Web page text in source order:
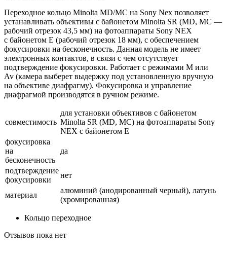
Переходное кольцо Minolta MD/MC на Sony Nex позволяет
устанавливать объективы с байонетом Minolta SR (MD, MC —
рабочий отрезок 43,5 мм) на фотоаппараты Sony NEX
с байонетом E (рабочий отрезок 18 мм), с обеспечением
фокусировки на бесконечность. Данная модель не имеет
электронных контактов, в связи с чем отсутствует
подтверждение фокусировки. Работает с режимами М или
Av (камера выберет выдержку под установленную вручную
на объективе диафрагму). Фокусировка и управление
диафрагмой производятся в ручном режиме.
совместимость
для установки объективов с байонетом
Minolta SR (MD, MC) на фотоаппараты Sony
NEX с байонетом E
фокусировка
на
бесконечность
да
подтверждение
фокусировки
нет
материал
алюминий (анодированный черный), латунь
(хромированная)
Кольцо переходное
Отзывов пока нет